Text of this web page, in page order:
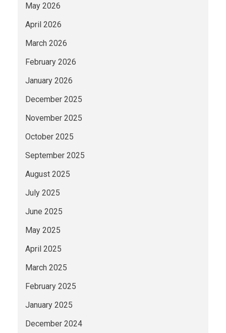
May 2026
April 2026
March 2026
February 2026
January 2026
December 2025
November 2025
October 2025
September 2025
August 2025
July 2025
June 2025
May 2025
April 2025
March 2025
February 2025
January 2025
December 2024